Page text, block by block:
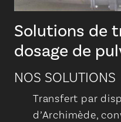
Solutions de
dosage de
NOS SOLUTIONS
Transfert par
d’Archimède,